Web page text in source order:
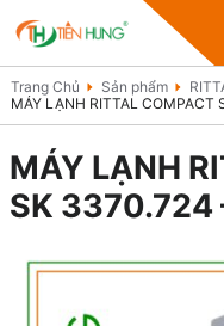
Trang Chủ Sản phẩm
MÁY LẠNH RITTAL
MÁY LẠNH
SK